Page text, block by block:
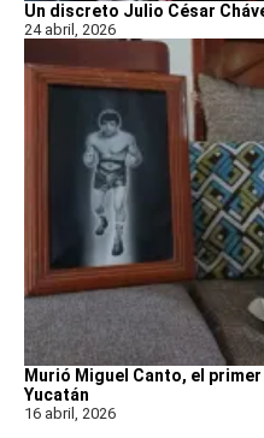
Un discreto Julio César
24 abril, 2026
Murió Miguel Canto, el
Yucatán
16 abril, 2026